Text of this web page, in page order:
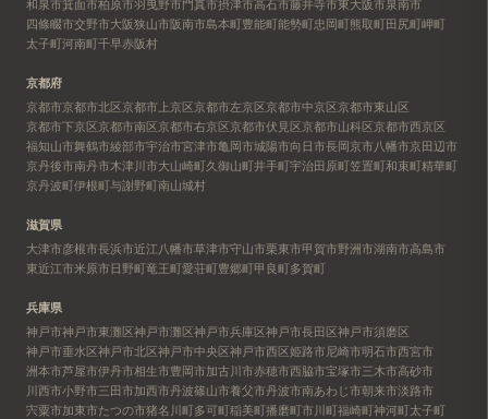
和泉市箕面市柏原市羽曳野市門真市摂津市高石市藤井寺市東大阪市泉南市
四條畷市交野市大阪狭山市阪南市島本町豊能町能勢町忠岡町熊取町田尻町岬町
太子町河南町千早赤阪村
京都府
京都市京都市北区京都市上京区京都市左京区京都市中京区京都市東山区
京都市下京区京都市南区京都市右京区京都市伏見区京都市山科区京都市西京区
福知山市舞鶴市綾部市宇治市宮津市亀岡市城陽市向日市長岡京市八幡市京田辺市
京丹後市南丹市木津川市大山崎町久御山町井手町宇治田原町笠置町和束町精華町
京丹波町伊根町与謝野町南山城村
滋賀県
大津市彦根市長浜市近江八幡市草津市守山市栗東市甲賀市野洲市湖南市高島市
東近江市米原市日野町竜王町愛荘町豊郷町甲良町多賀町
兵庫県
神戸市神戸市東灘区神戸市灘区神戸市兵庫区神戸市長田区神戸市須磨区
神戸市垂水区神戸市北区神戸市中央区神戸市西区姫路市尼崎市明石市西宮市
洲本市芦屋市伊丹市相生市豊岡市加古川市赤穂市西脇市宝塚市三木市高砂市
川西市小野市三田市加西市丹波篠山市養父市丹波市南あわじ市朝来市淡路市
宍粟市加東市たつの市猪名川町多可町稲美町播磨町市川町福崎町神河町太子町